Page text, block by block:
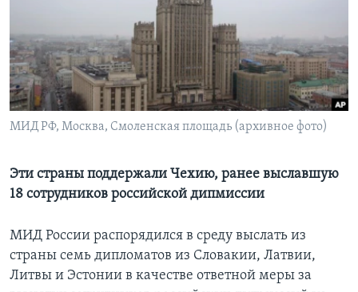
СОЦИАЛЬНЫЕ СЕТИ
МИД РФ, Москва, Смоленская площадь (архивное фото)
Эти страны поддержали Чехию, ранее выславшую
18 сотрудников российской дипмиссии
МИД России распорядился в среду выслать из
страны семь дипломатов из Словакии, Латвии,
Литвы и Эстонии в качестве ответной меры за